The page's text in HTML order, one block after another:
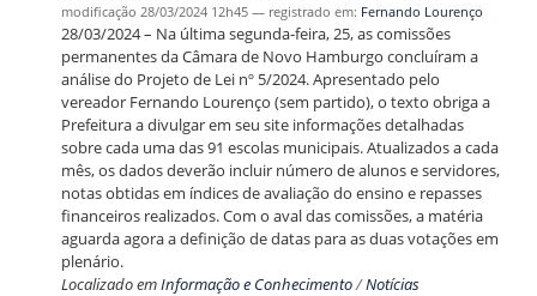
modificação 28/03/2024 12h45 — registrado em: Fernando Lourenço
28/03/2024 – Na última segunda-feira, 25, as comissões
permanentes da Câmara de Novo Hamburgo concluíram a
análise do Projeto de Lei nº 5/2024. Apresentado pelo
vereador Fernando Lourenço (sem partido), o texto obriga a
Prefeitura a divulgar em seu site informações detalhadas
sobre cada uma das 91 escolas municipais. Atualizados a cada
mês, os dados deverão incluir número de alunos e servidores,
notas obtidas em índices de avaliação do ensino e repasses
financeiros realizados. Com o aval das comissões, a matéria
aguarda agora a definição de datas para as duas votações em
plenário.
Localizado emInformação e Conhecimento/Notícias